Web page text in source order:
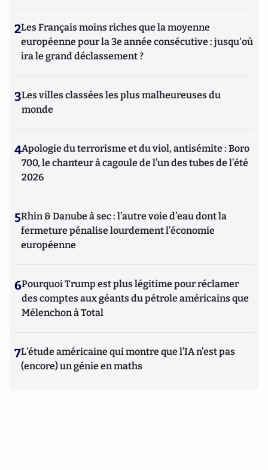
2Les Français moins riches que la moyenne
européenne pour la 3e année consécutive : jusqu'où
ira le grand déclassement ?
3Les villes classées les plus malheureuses du
monde
4Apologie du terrorisme et du viol, antisémite : Boro
700, le chanteur à cagoule de l’un des tubes de l’été
2026
5Rhin & Danube à sec : l’autre voie d’eau dont la
fermeture pénalise lourdement l’économie
européenne
6Pourquoi Trump est plus légitime pour réclamer
des comptes aux géants du pétrole américains que
Mélenchon à Total
7L’étude américaine qui montre que l’IA n’est pas
(encore) un génie en maths